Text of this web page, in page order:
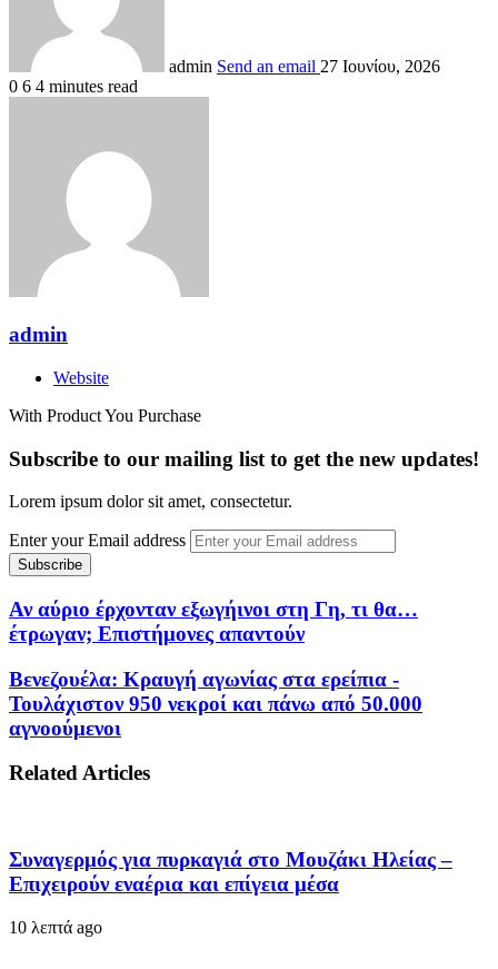
admin Send an email 27 Ιουνίου, 2026
0 6 4 minutes read
admin
Website
With Product You Purchase
Subscribe to our mailing list to get the new updates!
Lorem ipsum dolor sit amet, consectetur.
Enter your Email address
Αν αύριο έρχονταν εξωγήινοι στη Γη, τι θα…
έτρωγαν; Επιστήμονες απαντούν
Βενεζουέλα: Κραυγή αγωνίας στα ερείπια -
Τουλάχιστον 950 νεκροί και πάνω από 50.000
αγνοούμενοι
Related Articles
Συναγερμός για πυρκαγιά στο Μουζάκι Ηλείας –
Επιχειρούν εναέρια και επίγεια μέσα
10 λεπτά ago